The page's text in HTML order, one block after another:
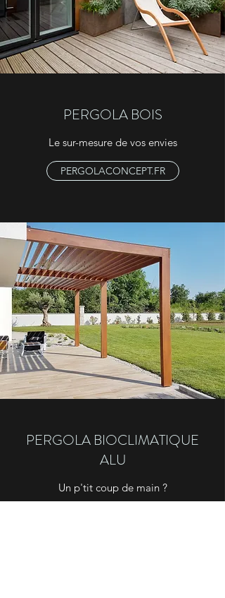
PERGOLA BOIS
Le sur-mesure de vos envies
PERGOLACONCEPT.FR
PERGOLA BIOCLIMATIQUE
ALU
Un p'tit coup de main ?